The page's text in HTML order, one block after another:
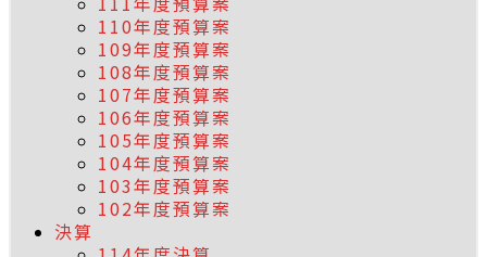
110年度預算案
109年度預算案
108年度預算案
107年度預算案
106年度預算案
105年度預算案
104年度預算案
103年度預算案
102年度預算案
決算